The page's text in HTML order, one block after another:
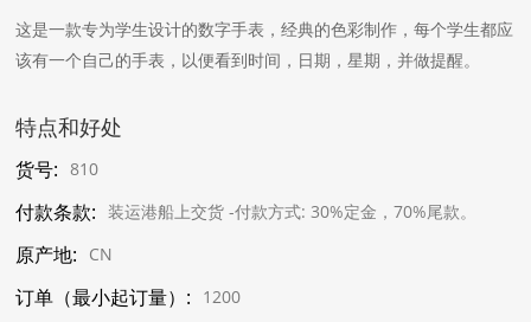
这是一款专为学生设计的数字手表，经典的色彩制作，每个学生都应
该有一个自己的手表，以便看到时间，日期，星期，并做提醒。
特点和好处
货号: 810
付款条款: 装运港船上交货 -付款方式: 30%定金，70%尾款。
原产地: CN
订单（最小起订量）: 1200